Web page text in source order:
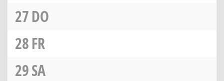
27DO
28FR
29SA